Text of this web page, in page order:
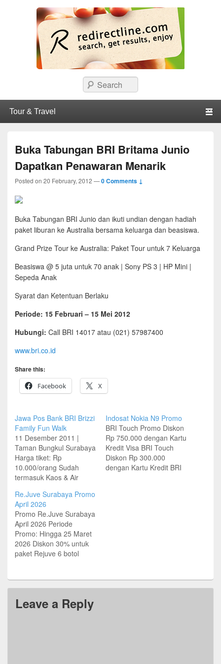
Surabaya.
Search
Buka Tabungan BRI Britama Junio
Dapatkan Penawaran Menarik
Posted on 20 February, 2012 —0 Comments ↓
Buka Tabungan BRI Junio dan ikuti undian dengan hadiah
paket liburan ke Australia bersama keluarga dan beasiswa.
Grand Prize Tour ke Australia: Paket Tour untuk 7 Keluarga
Beasiswa @ 5 juta untuk 70 anak | Sony PS 3 | HP Mini |
Sepeda Anak
Syarat dan Ketentuan Berlaku
Periode: 15 Februari – 15 Mei 2012
Hubungi: Call BRI 14017 atau (021) 57987400
www.bri.co.id
Share this:
Facebook
X
Jawa Pos Bank BRI Brizzi
Family Fun Walk
11 Desember 2011 |
Taman Bungkul Surabaya
Harga tiket: Rp
10.000/orang Sudah
termasuk Kaos & Air
persediaan masih ada
Info: (031) 8202139 dan
(031) 8202105 (Mey)
Bazaar | Music | Aerobic
Vidi Aldiano Start Fun
Walk at Taman Bungkul
Jam 5:30 WIB Rute:
Indosat Nokia N9 Promo
BRI Touch Promo Diskon
Rp 750.000 dengan Kartu
Kredit Visa BRI Touch
Diskon Rp 300.000
dengan Kartu Kredit BRI
Re.Juve Surabaya Promo
April 2026
Promo Re.Juve Surabaya
April 2026 Periode
Promo: Hingga 25 Maret
2026 Diskon 30% untuk
paket Rejuve 6 botol
Copacabana, Crush
i.Glow) Berlaku di Re.juve
Leave a Reply